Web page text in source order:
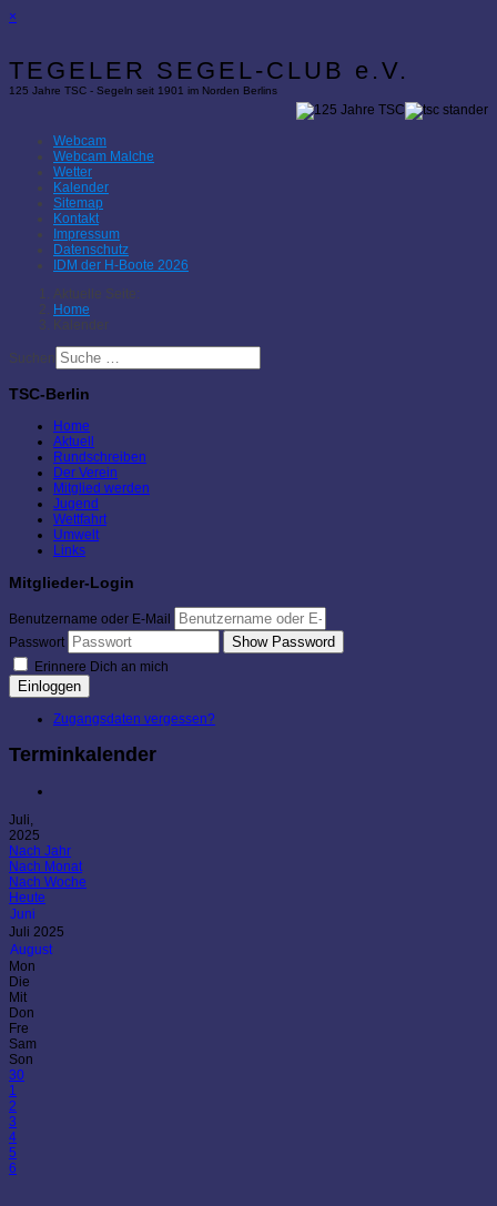
×
TEGELER SEGEL-CLUB e.V.
125 Jahre TSC - Segeln seit 1901 im Norden Berlins
Webcam
Webcam Malche
Wetter
Kalender
Sitemap
Kontakt
Impressum
Datenschutz
IDM der H-Boote 2026
Aktuelle Seite:
Home
Kalender
Suchen
TSC-Berlin
Home
Aktuell
Rundschreiben
Der Verein
Mitglied werden
Jugend
Wettfahrt
Umwelt
Links
Mitglieder-Login
Benutzername oder E-Mail
Passwort
Show Password
Erinnere Dich an mich
Einloggen
Zugangsdaten vergessen?
Terminkalender
Juli,
2025
Nach Jahr
Nach Monat
Nach Woche
Heute
Juni
Juli 2025
August
Mon
Die
Mit
Don
Fre
Sam
Son
30
1
2
3
4
5
6